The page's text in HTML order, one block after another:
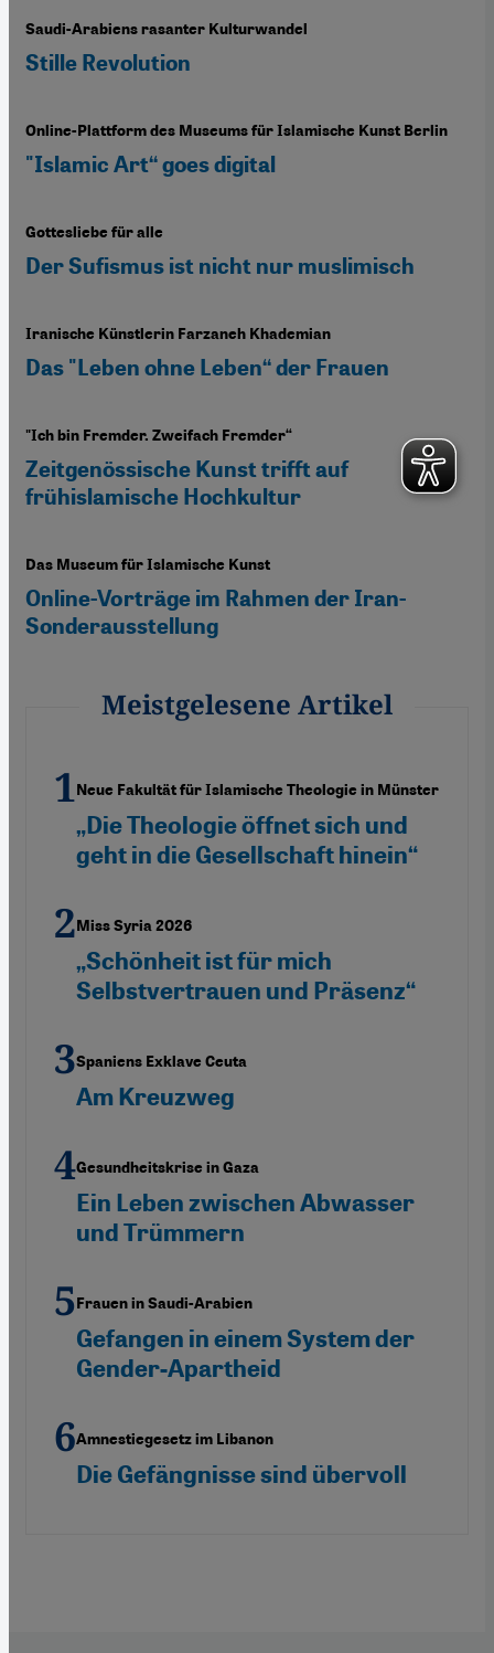
Saudi-Arabiens rasanter Kulturwandel
Stille Revolution
Online-Plattform des Museums für Islamische Kunst Berlin
"Islamic Art“ goes digital
Gottesliebe für alle
Der Sufismus ist nicht nur muslimisch
Iranische Künstlerin Farzaneh Khademian
Das "Leben ohne Leben“ der Frauen
"Ich bin Fremder. Zweifach Fremder“
Zeitgenössische Kunst trifft auf
frühislamische Hochkultur
Das Museum für Islamische Kunst
Online-Vorträge im Rahmen der Iran-
Sonderausstellung
Meistgelesene Artikel
Neue Fakultät für Islamische Theologie in Münster
„Die Theologie öffnet sich und
geht in die Gesellschaft hinein“
Miss Syria 2026
„Schönheit ist für mich
Selbstvertrauen und Präsenz“
Spaniens Exklave Ceuta
Am Kreuzweg
Gesundheitskrise in Gaza
Ein Leben zwischen Abwasser
und Trümmern
Frauen in Saudi-Arabien
Gefangen in einem System der
Gender-Apartheid
Amnestiegesetz im Libanon
Die Gefängnisse sind übervoll